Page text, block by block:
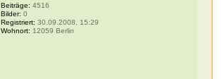
Beiträge: 4516
Bilder: 0
Registriert: 30.09.2008, 15:29
Wohnort: 12059 Berlin